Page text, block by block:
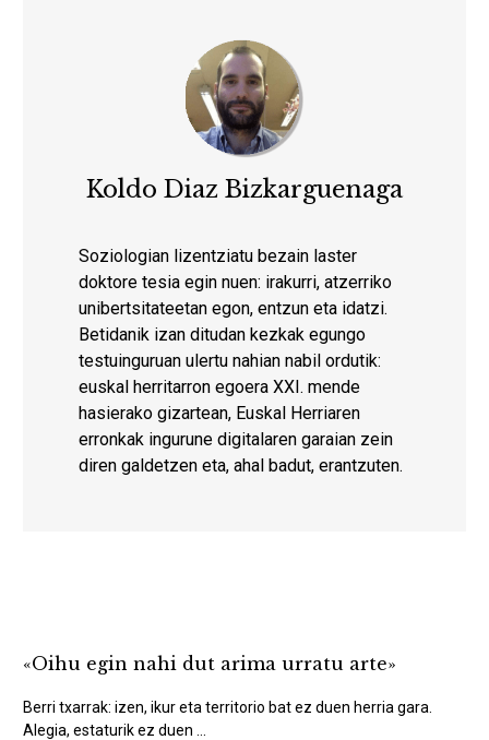
Koldo Diaz Bizkarguenaga
Soziologian lizentziatu bezain laster
doktore tesia egin nuen: irakurri, atzerriko
unibertsitateetan egon, entzun eta idatzi.
Betidanik izan ditudan kezkak egungo
testuinguruan ulertu nahian nabil ordutik:
euskal herritarron egoera XXI. mende
hasierako gizartean, Euskal Herriaren
erronkak ingurune digitalaren garaian zein
diren galdetzen eta, ahal badut, erantzuten.
«Oihu egin nahi dut arima urratu arte»
Berri txarrak: izen, ikur eta territorio bat ez duen herria gara.
Alegia, estaturik ez duen ...